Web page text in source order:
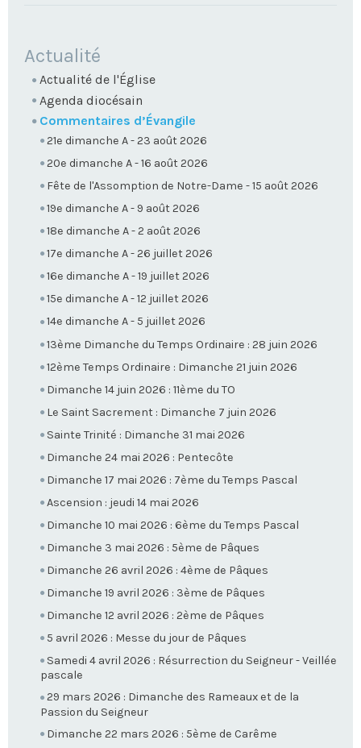
NAVIGATION
Actualité
Actualité de l'Église
Agenda diocésain
Commentaires d’Évangile
21e dimanche A - 23 août 2026
20e dimanche A - 16 août 2026
Fête de l'Assomption de Notre-Dame - 15 août 2026
19e dimanche A - 9 août 2026
18e dimanche A - 2 août 2026
17e dimanche A - 26 juillet 2026
16e dimanche A - 19 juillet 2026
15e dimanche A - 12 juillet 2026
14e dimanche A - 5 juillet 2026
13ème Dimanche du Temps Ordinaire : 28 juin 2026
12ème Temps Ordinaire : Dimanche 21 juin 2026
Dimanche 14 juin 2026 : 11ème du TO
Le Saint Sacrement : Dimanche 7 juin 2026
Sainte Trinité : Dimanche 31 mai 2026
Dimanche 24 mai 2026 : Pentecôte
Dimanche 17 mai 2026 : 7ème du Temps Pascal
Ascension : jeudi 14 mai 2026
Dimanche 10 mai 2026 : 6ème du Temps Pascal
Dimanche 3 mai 2026 : 5ème de Pâques
Dimanche 26 avril 2026 : 4ème de Pâques
Dimanche 19 avril 2026 : 3ème de Pâques
Dimanche 12 avril 2026 : 2ème de Pâques
5 avril 2026 : Messe du jour de Pâques
Samedi 4 avril 2026 : Résurrection du Seigneur - Veillée
pascale
29 mars 2026 : Dimanche des Rameaux et de la
Passion du Seigneur
Dimanche 22 mars 2026 : 5ème de Carême